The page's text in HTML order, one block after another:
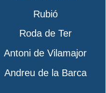
Rubió
Roda de Ter
Antoni de Vilamajor
Andreu de la Barca